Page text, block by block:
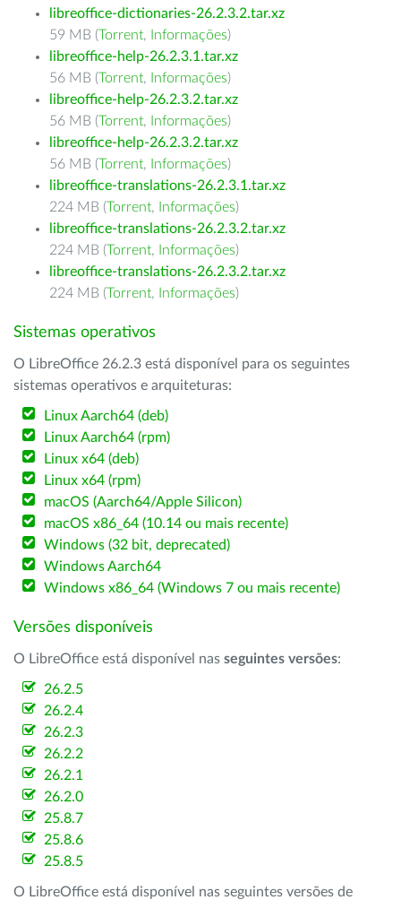
libreoffice-dictionaries-26.2.3.2.tar.xz
59 MB (Torrent, Informações)
libreoffice-help-26.2.3.1.tar.xz
56 MB (Torrent, Informações)
libreoffice-help-26.2.3.2.tar.xz
56 MB (Torrent, Informações)
libreoffice-help-26.2.3.2.tar.xz
56 MB (Torrent, Informações)
libreoffice-translations-26.2.3.1.tar.xz
224 MB (Torrent, Informações)
libreoffice-translations-26.2.3.2.tar.xz
224 MB (Torrent, Informações)
libreoffice-translations-26.2.3.2.tar.xz
224 MB (Torrent, Informações)
Sistemas operativos
O LibreOffice 26.2.3 está disponível para os seguintes
sistemas operativos e arquiteturas:
Linux Aarch64 (deb)
Linux Aarch64 (rpm)
Linux x64 (deb)
Linux x64 (rpm)
macOS (Aarch64/Apple Silicon)
macOS x86_64 (10.14 ou mais recente)
Windows (32 bit, deprecated)
Windows Aarch64
Windows x86_64 (Windows 7 ou mais recente)
Versões disponíveis
O LibreOffice está disponível nas seguintes versões:
26.2.5
26.2.4
26.2.3
26.2.2
26.2.1
26.2.0
25.8.7
25.8.6
25.8.5
O LibreOffice está disponível nas seguintes versões de